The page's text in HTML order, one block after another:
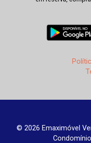
© 2026 Emaximóvel